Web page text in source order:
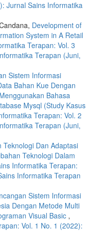
Jurnal Sains Informatika
Development of
System in A Retail
Terapan: Vol. 3
Terapan (Juni,
Sistem Informasi
Bahan Kue Dengan
Bahasa
Mysql (Study Kasus
Terapan: Vol. 2
Terapan (Juni,
Teknologi Dan Adaptasi
Teknologi Dalam
Informatika Terapan:
Informatika Terapan
Sistem Informasi
Dengan Metode Multi
Visual Basic ,
Vol. 1 No. 1 (2022):